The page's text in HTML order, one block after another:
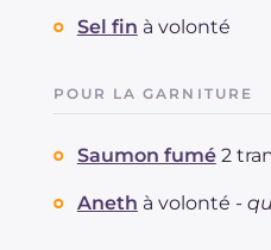
Sel fin à volonté
POUR LA GARNITURE
Saumon fumé 2
Aneth à volonté -